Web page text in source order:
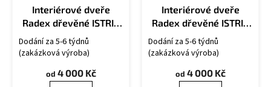
Interiérové dveře
Radex dřevěné ISTRIA
2S
Dodání za 5-6 týdnů
(zakázková výroba)
od 4 000 Kč
Interiérové dveře
Radex dřevěné ISTRIA
5S
Dodání za 5-6 týdnů
(zakázková výroba)
od 4 000 Kč